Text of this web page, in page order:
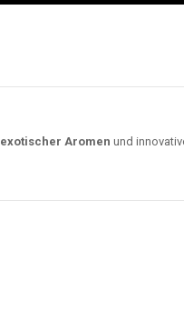
exotischer Aromen und